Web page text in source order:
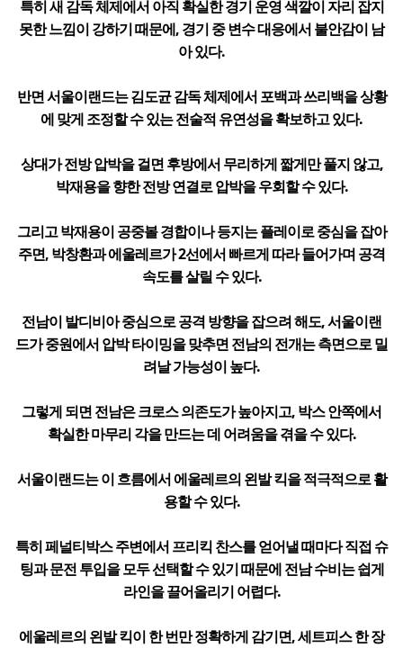
특히 새 감독 체제에서 아직 확실한 경기 운영 색깔이 자리 잡지
못한 느낌이 강하기 때문에, 경기 중 변수 대응에서 불안감이 남
아 있다.
반면 서울이랜드는 김도균 감독 체제에서 포백과 쓰리백을 상황
에 맞게 조정할 수 있는 전술적 유연성을 확보하고 있다.
상대가 전방 압박을 걸면 후방에서 무리하게 짧게만 풀지 않고,
박재용을 향한 전방 연결로 압박을 우회할 수 있다.
그리고 박재용이 공중볼 경합이나 등지는 플레이로 중심을 잡아
주면, 박창환과 에울레르가 2선에서 빠르게 따라 들어가며 공격
속도를 살릴 수 있다.
전남이 발디비아 중심으로 공격 방향을 잡으려 해도, 서울이랜
드가 중원에서 압박 타이밍을 맞추면 전남의 전개는 측면으로 밀
려날 가능성이 높다.
그렇게 되면 전남은 크로스 의존도가 높아지고, 박스 안쪽에서
확실한 마무리 각을 만드는 데 어려움을 겪을 수 있다.
서울이랜드는 이 흐름에서 에울레르의 왼발 킥을 적극적으로 활
용할 수 있다.
특히 페널티박스 주변에서 프리킥 찬스를 얻어낼 때마다 직접 슈
팅과 문전 투입을 모두 선택할 수 있기 때문에 전남 수비는 쉽게
라인을 끌어올리기 어렵다.
에울레르의 왼발 킥이 한 번만 정확하게 감기면, 세트피스 한 장